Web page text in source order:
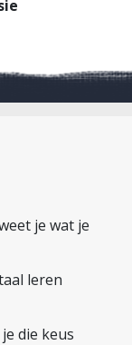
je wat je
leren
die keus